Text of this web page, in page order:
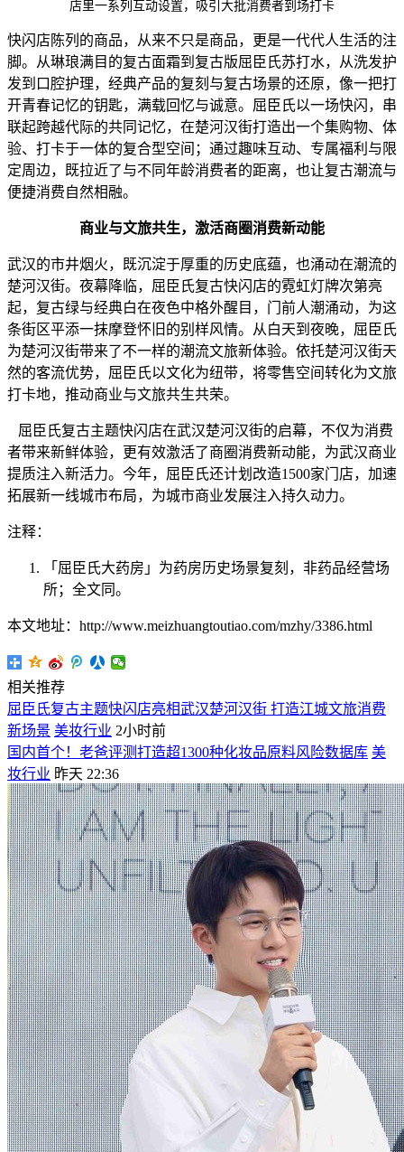
店里一系列互动设置，吸引大批消费者到场打卡
快闪店陈列的商品，从来不只是商品，更是一代代人生活的注
脚。从琳琅满目的复古面霜到复古版屈臣氏苏打水，从洗发护
发到口腔护理，经典产品的复刻与复古场景的还原，像一把打
开青春记忆的钥匙，满载回忆与诚意。屈臣氏以一场快闪，串
联起跨越代际的共同记忆，在楚河汉街打造出一个集购物、体
验、打卡于一体的复合型空间；通过趣味互动、专属福利与限
定周边，既拉近了与不同年龄消费者的距离，也让复古潮流与
便捷消费自然相融。
商业与文旅共生， 激活商圈消费新动能
武汉的市井烟火，既沉淀于厚重的历史底蕴，也涌动在潮流的
楚河汉街。夜幕降临，屈臣氏复古快闪店的霓虹灯牌次第亮
起，复古绿与经典白在夜色中格外醒目，门前人潮涌动，为这
条街区平添一抹摩登怀旧的别样风情。从白天到夜晚，屈臣氏
为楚河汉街带来了不一样的潮流文旅新体验。依托楚河汉街天
然的客流优势，屈臣氏以文化为纽带，将零售空间转化为文旅
打卡地，推动商业与文旅共生共荣。
屈臣氏复古主题快闪店在武汉楚河汉街的启幕，不仅为消费
者带来新鲜体验，更有效激活了商圈消费新动能，为武汉商业
提质注入新活力。今年，屈臣氏还计划改造1500家门店，加速
拓展新一线城市布局，为城市商业发展注入持久动力。
注释：
「屈臣氏大药房」为药房历史场景复刻，非药品经营场
所；全文同。
本文地址：http://www.meizhuangtoutiao.com/mzhy/3386.html
相关推荐
屈臣氏复古主题快闪店亮相武汉楚河汉街 打造江城文旅消费
新场景 美妆行业 2小时前
国内首个！老爸评测打造超1300种化妆品原料风险数据库 美
妆行业 昨天 22:36